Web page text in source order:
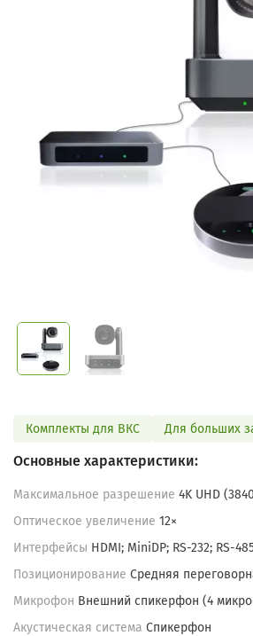
Комплекты для ВКС Для больших
Основные характеристики:
Максимальное разрешение 4K UHD
Оптическое увеличение 12×
Интерфейсы HDMI; MiniDP; RS-232; RS-
Позиционирование Средняя
Микрофон Внешний спикерфон (4
Акустическая система Спикерфон